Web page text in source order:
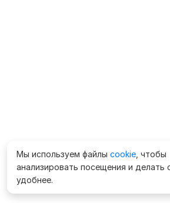
Мы используем файлы cookie , чтобы
анализировать посещения и делать
удобнее.